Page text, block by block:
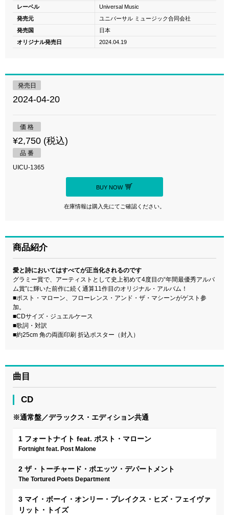
レーベル
Universal Music
発売元
ユニバーサル ミュージック合同会社
発売国
日本
オリジナル発売日
2024.04.19
発売日
2024-04-20
価 格
¥2,750 (税込)
品 番
UICU-1365
BUY NOW
在庫情報は購入先にてご確認ください。
商品紹介
愛と詩においてはすべてが正当化されるのです
グラミー賞で、アーティストとして史上初めて4度目の“年間最優秀アルバ
ム賞”に輝いた前作に続く通算11作目のオリジナル・アルバム！
■ポスト・マローン、フローレンス・アンド・ザ・マシーンがゲスト参
加。
■CDサイズ・ジュエルケース
■歌詞・対訳
■約25cm 角の両面印刷 折込ポスター（封入）
曲目
CD
※通常盤／デラックス・エディション共通
1 フォートナイト feat. ポスト・マローン
Fortnight feat. Post Malone
2 ザ・トーチャード・ポエッツ・デパートメント
The Tortured Poets Department
3 マイ・ボーイ・オンリー・ブレイクス・ヒズ・フェイヴァ
リット・トイズ